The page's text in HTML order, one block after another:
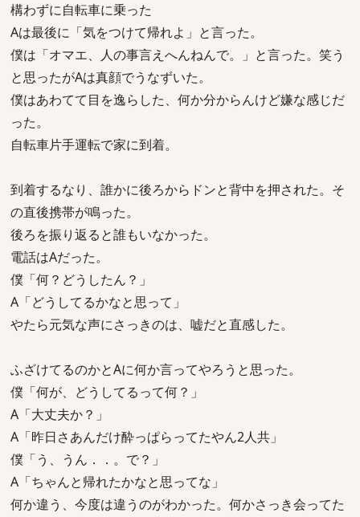
構わずに自転車に乗った
Aは最後に「気をつけて帰れよ」と言った。
僕は「オマエ、人の事言えへんねんで。」と言った。笑う
と思ったがAは真顔でうなずいた。
僕はあわてて目を逸らした、何か分からんけど嫌な感じだ
った。
自転車片手運転で家に到着。
到着するなり、誰かに後ろからドンと背中を押された。そ
の直後携帯が鳴った。
後ろを振り返ると誰もいなかった。
電話はAだった。
僕「何？どうしたん？」
A「どうしてるかなと思って」
やたら元気な声にさっきのは、嘘だと直感した。
ふざけてるのかとAに何か言ってやろうと思った。
僕「何が、どうしてるって何？」
A「大丈夫か？」
A「昨日さあんだけ酔っぱらってたやん2人共」
僕「う、うん．．。で？」
A「ちゃんと帰れたかなと思ってな」
何か違う、今度は違うのがわかった。何かさっき会ってた